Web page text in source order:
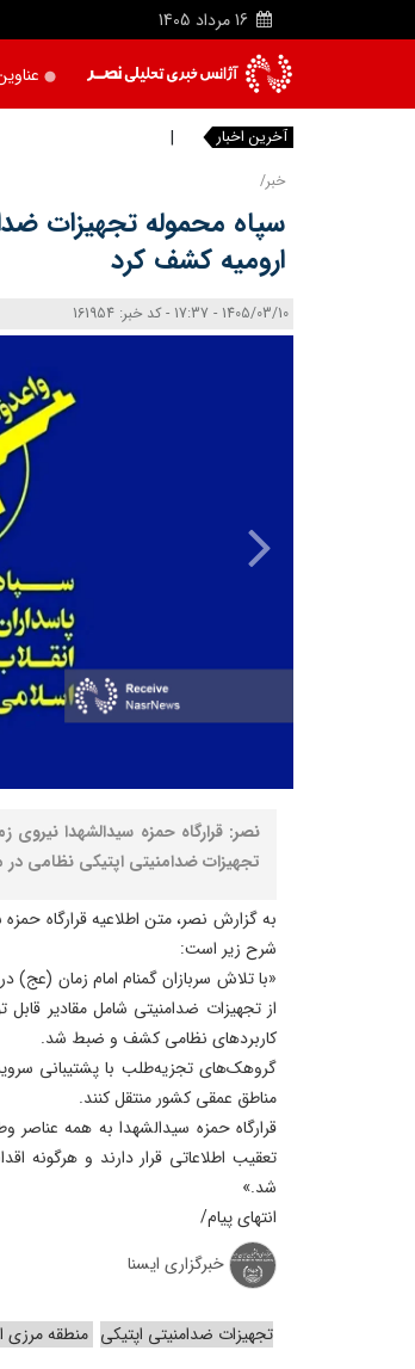
16 مرداد 1405
آخرین اخبار بدون
خبر/
سپاه محموله تجهیزات
ارومیه کشف کرد
1405/03/10 - 17:37 - کد خبر: 161954
نصر: قرارگاه حمزه سیدالشهدا
تجهیزات ضدامنیتی اپتیکی نظامی
به گزارش نصر، متن اطلاعیه قرارگاه
شرح زیر است:
«با تلاش سربازان گمنام امام زمان (عج)
از تجهیزات ضدامنیتی شامل مقادیر
کاربردهای نظامی کشف و ضبط شد.
گروهک‌های تجزیه‌طلب با پشتیبانی
مناطق عمقی کشور منتقل کنند.
قرارگاه حمزه سیدالشهدا به همه
تعقیب اطلاعاتی قرار دارند و هرگونه
شد.»
انتهای پیام/
خبرگزاری ایسنا
تجهیزات ضدامنیتی اپتیکی منطقه مرزی